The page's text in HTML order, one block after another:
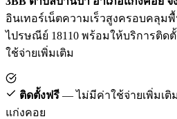
อินเทอร์เน็ตความเร็วสูงครอบคลุม
ไปรษณีย์ 18110 พร้อมให้บริการติด
ใช้จ่ายเพิ่มเติม
ติดตั้งฟรี — ไม่มีค่าใช้จ่ายเพิ่มเติ
แก่งคอย